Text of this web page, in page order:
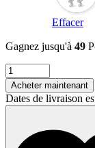
Effacer
Gagnez jusqu'à 49
quantité
de
YUXINTOME
1
Acheter maintenant
Dates de livraison